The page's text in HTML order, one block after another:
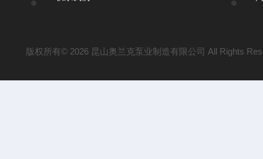
版权所有© 2026 昆山奥兰克泵业制造有限公司 All Rights